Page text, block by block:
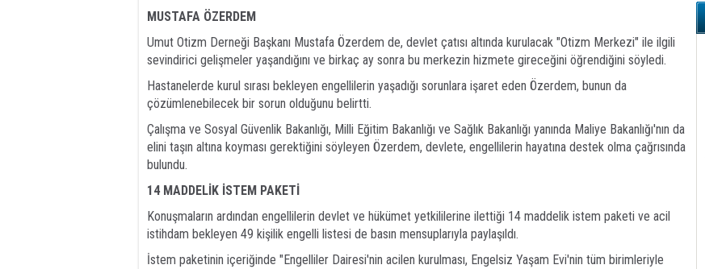
MUSTAFA ÖZERDEM
Umut Otizm Derneği Başkanı Mustafa Özerdem de, devlet çatısı altında kurulacak "Otizm Merkezi" ile ilgili
sevindirici gelişmeler yaşandığını ve birkaç ay sonra bu merkezin hizmete gireceğini öğrendiğini söyledi.
Hastanelerde kurul sırası bekleyen engellilerin yaşadığı sorunlara işaret eden Özerdem, bunun da
çözümlenebilecek bir sorun olduğunu belirtti.
Çalışma ve Sosyal Güvenlik Bakanlığı, Milli Eğitim Bakanlığı ve Sağlık Bakanlığı yanında Maliye Bakanlığı'nın da
elini taşın altına koyması gerektiğini söyleyen Özerdem, devlete, engellilerin hayatına destek olma çağrısında
bulundu.
14 MADDELİK İSTEM PAKETİ
Konuşmaların ardından engellilerin devlet ve hükümet yetkililerine ilettiği 14 maddelik istem paketi ve acil
istihdam bekleyen 49 kişilik engelli listesi de basın mensuplarıyla paylaşıldı.
İstem paketinin içeriğinde "Engelliler Dairesi'nin acilen kurulması, Engelsiz Yaşam Evi'nin tüm birimleriyle